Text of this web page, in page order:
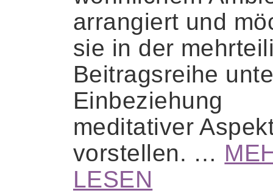
arrangiert und
sie in der
Beitragsreihe
Einbeziehung
meditativer
vorstellen. …
LESEN